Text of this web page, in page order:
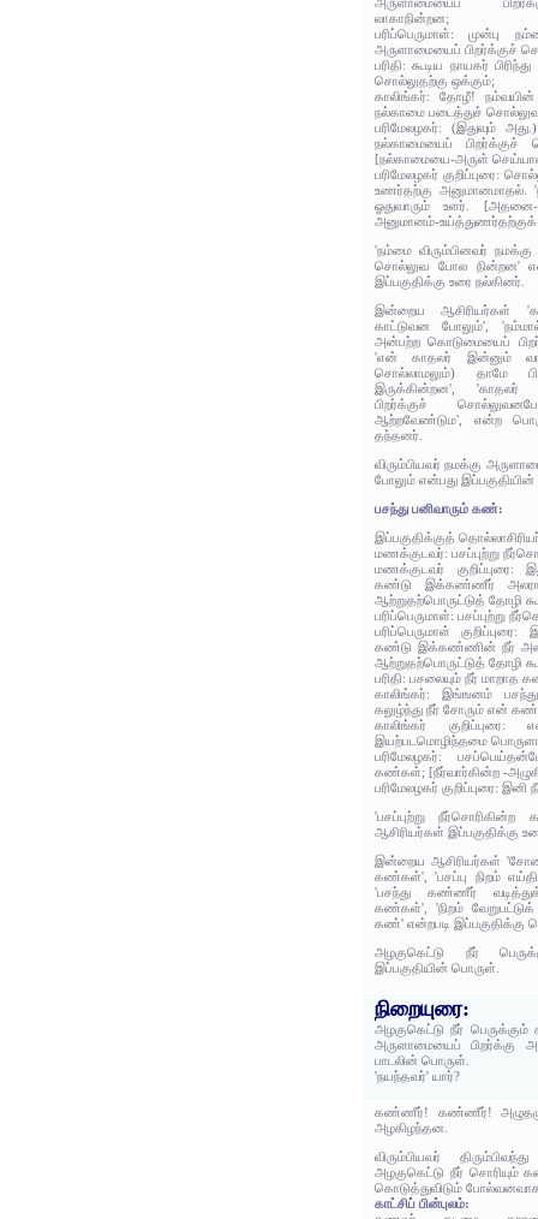
லாகாநின்றன;
பரிப்பெருமாள்: முன்பு
அருளாமையைப் பிறர்க்குச்
பரிதி: கூடிய நாயகர்
சொல்லுதற்கு ஒக்கும்;
காலிங்கர்: தோழீ! நம்வயின்
நல்காமை படைத்துச்
பரிமேலழகர்: (இதுவும்
நல்காமையைப்
[நல்காமையை-அருள்
பரிமேலழகர் குறிப்புரை:
உணர்தற்கு அனுமானமாதல்.
ஓதுவாரும் உளர். [அதனை-
அனுமானம்-
'நம்மை விரும்பினவர்
சொல்லுவ போல நின்றன'
இப்பகுதிக்கு உரை நல்கினர்.
இன்றைய ஆசிரியர்கள்
காட்டுவன போலும்',
அன்பற்ற கொடுமையைப்
'என் காதலர் இன்னும்
சொல்லாமலும்) தாமே
இருக்கின்றன',
பிறர்க்குச்
ஆற்றவேண்டும', என்ற
தந்தனர்.
விரும்பியவர் நமக்கு
போலும் என்பது
பசந்து பனிவாரும் கண்:
இப்பகுதிக்குத்
மணக்குடவர்: பசப்புற்று
மணக்குடவர்
கண்டு இக்கண்ணீர்
ஆற்றுதற்பொருட்டுத் தோழி
பரிப்பெருமாள்: பசப்புற்று
பரிப்பெருமாள்
கண்டு இக்கண்ணின் நீர்
ஆற்றுதற்பொருட்டுத் தோழி
பரிதி: பசலையும் நீர் மாறாத
காலிங்கர்: இங்ஙனம்
கலுழ்ந்து நீர் சோரும் என்
காலிங்கர்
இயற்படமொழிந்தமை
பரிமேலழகர்:
கண்கள்; [நீர்வார்கின்ற -
பரிமேலழகர் குறிப்புரை:
'பசப்புற்று
ஆசிரியர்கள் இப்பகுதிக்கு
இன்றைய ஆசிரியர்கள்
கண்கள்', 'பசப்பு நிறம்
'பசந்து கண்ணீர்
கண்கள்', 'நிறம்
கண்' என்றபடி இப்பகுதிக்கு
அழகுகெட்டு நீர்
இப்பகுதியின் பொருள்.
நிறையுரை:
அழகுகெட்டு நீர்
அருளாமையைப் பிறர்க்கு
பாடலின் பொருள்.
'நயந்தவர்' யார்?
கண்ணீர்! கண்ணீர்!
அழகிழந்தன.
விரும்பியவர்
அழகுகெட்டு நீர் சொரியும்
கொடுத்துவிடும்
காட்சிப் பின்புலம்: